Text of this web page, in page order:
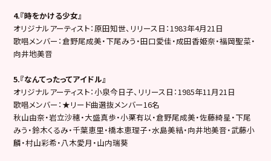
4.『時をかける少女』
オリジナルアーティスト：原田知世、リリース日：1983年4月21日
歌唱メンバー：倉野尾成美・下尾みう・田口愛佳・成田香姫奈・福岡聖菜・
向井地美音
5.『なんてったってアイドル』
オリジナルアーティスト：小泉今日子、リリース日：1985年11月21日
歌唱メンバー：★リード曲選抜メンバー16名
秋山由奈・岩立沙穂・大盛真歩・小栗有以・倉野尾成美・佐藤綺星・下尾
みう・鈴木くるみ・千葉恵里・橋本恵理子・水島美結・向井地美音・武藤小
麟・村山彩希・八木愛月・山内瑞葵